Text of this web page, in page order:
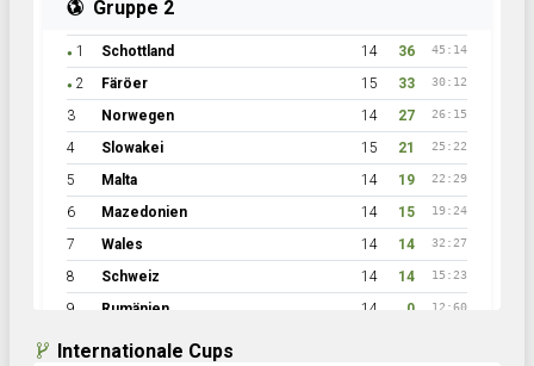
Gruppe 2
● 1 Schottland 14 36 45:14
● 2 Färöer 15 33 30:12
3 Norwegen 14 27 26:15
4 Slowakei 15 21 25:22
5 Malta 14 19 22:29
6 Mazedonien 14 15 19:24
7 Wales 14 14 32:27
8 Schweiz 14 14 15:23
9 Rumänien 14 0 12:60
Internationale Cups